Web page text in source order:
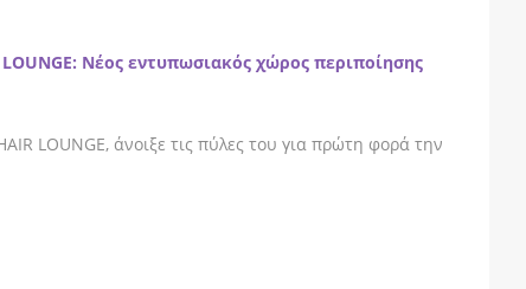
LOUNGE: Νέος εντυπωσιακός χώρος περιποίησης
LOUNGE, άνοιξε τις πύλες του για πρώτη φορά την